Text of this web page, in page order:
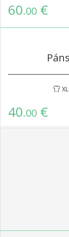
60.00 €
XL
40.00 €